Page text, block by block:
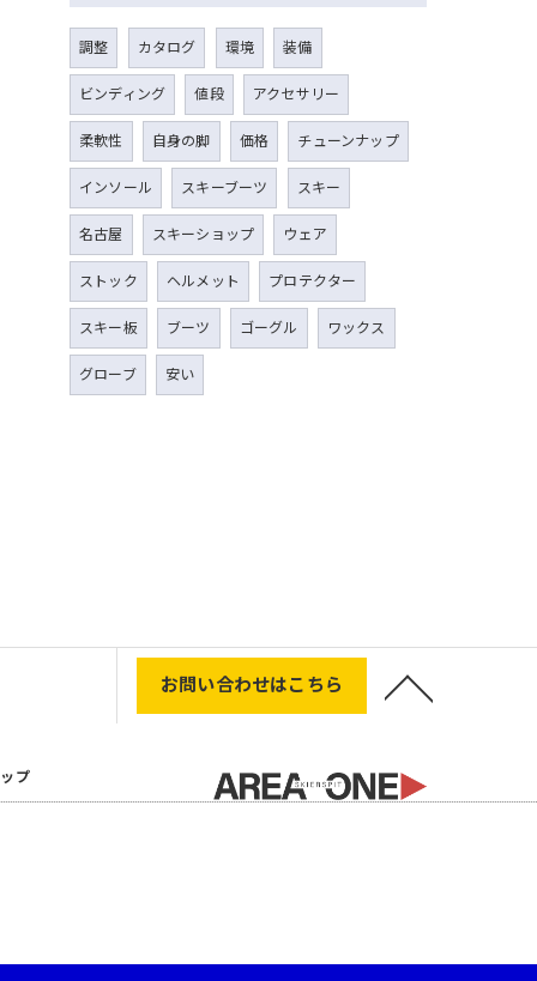
調整 カタログ 環境
装備
ビンディング
値段
アクセサリー
柔軟性
自身の脚 価格
チューンナップ
インソール
スキーブーツ
スキー
名古屋
スキーショップ
ウェア
ストック
ヘルメット
プロテクター
スキー板
ブーツ ゴーグル
ワックス
グローブ
安い
お問い合わせはこちら
プ